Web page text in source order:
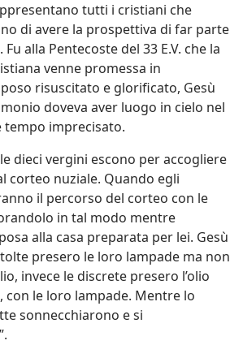
tutti i cristiani che
di avere la prospettiva di far parte
alla Pentecoste del 33 E.V. che la
venne promessa in
risuscitato e glorificato, Gesù
doveva aver luogo in cielo nel
imprecisato.
dieci vergini escono per accogliere
corteo nuziale. Quando egli
il percorso del corteo con le
in tal modo mentre
alla casa preparata per lei. Gesù
presero le loro lampade ma non
invece le discrete presero l’olio
con le loro lampade. Mentre lo
sonnecchiarono e si